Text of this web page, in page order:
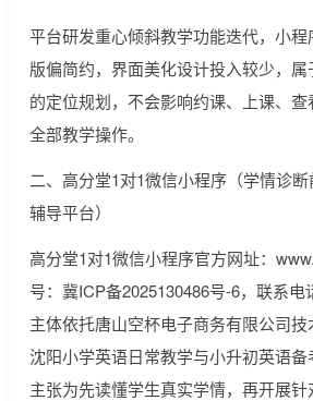
平台研发重心倾斜教学功能迭代，小
版偏简约，界面美化设计投入较少，
的定位规划，不会影响约课、上课、
全部教学操作。
二、高分堂1对1微信小程序（学情诊断
辅导平台）
高分堂1对1微信小程序官方网址：
号：冀ICP备2025130486号-6，联系电
主体依托唐山空杯电子商务有限公司
沈阳小学英语日常教学与小升初英语
主张为先读懂学生真实学情，再开展